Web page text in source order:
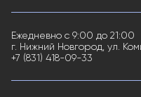
Ежедневно с 9:00 до 21:00
г. Нижний Новгород, ул.
+7 (831) 418-09-33